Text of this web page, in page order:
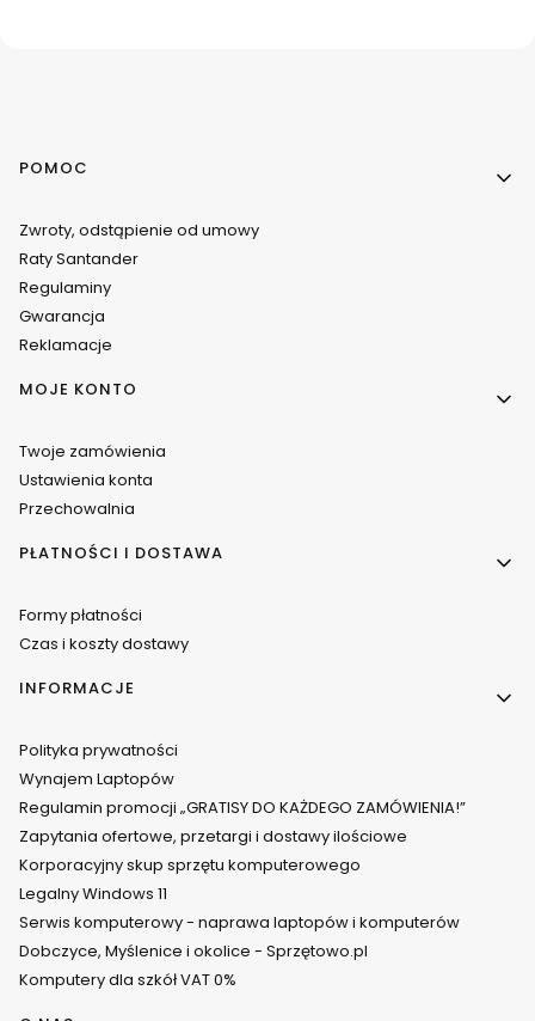
Linki w stopce
POMOC
Zwroty, odstąpienie od umowy
Raty Santander
Regulaminy
Gwarancja
Reklamacje
MOJE KONTO
Twoje zamówienia
Ustawienia konta
Przechowalnia
PŁATNOŚCI I DOSTAWA
Formy płatności
Czas i koszty dostawy
INFORMACJE
Polityka prywatności
Wynajem Laptopów
Regulamin promocji „GRATISY DO KAŻDEGO ZAMÓWIENIA!”
Zapytania ofertowe, przetargi i dostawy ilościowe
Korporacyjny skup sprzętu komputerowego
Legalny Windows 11
Serwis komputerowy - naprawa laptopów i komputerów
Dobczyce, Myślenice i okolice - Sprzętowo.pl
Komputery dla szkół VAT 0%